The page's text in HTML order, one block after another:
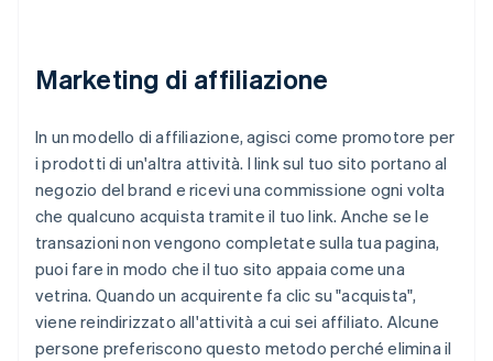
Marketing di affiliazione
In un modello di affiliazione, agisci come promotore per
i prodotti di un'altra attività. I link sul tuo sito portano al
negozio del brand e ricevi una commissione ogni volta
che qualcuno acquista tramite il tuo link. Anche se le
transazioni non vengono completate sulla tua pagina,
puoi fare in modo che il tuo sito appaia come una
vetrina. Quando un acquirente fa clic su "acquista",
viene reindirizzato all'attività a cui sei affiliato. Alcune
persone preferiscono questo metodo perché elimina il